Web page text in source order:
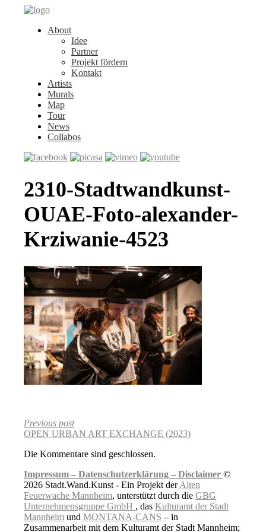
About
Idee
Partner
Projekt fördern
Kontakt
Artists
Murals
Map
Tour
News
Collabos
2310-Stadtwandkunst-
OUAE-Foto-alexander-
Krziwanie-4523
Previous post
OPEN URBAN ART EXCHANGE (2023)
Die Kommentare sind geschlossen.
Impressum – Datenschutzerklärung – Disclaimer ©
2026 Stadt.Wand.Kunst - Ein Projekt derAlten
Feuerwache Mannheim, unterstützt durch die GBG
Unternehmensgruppe GmbH , das Kulturamt der Stadt
Mannheim und MONTANA-CANS – in
Zusammenarbeit mit dem Kulturamt der Stadt Mannheim;